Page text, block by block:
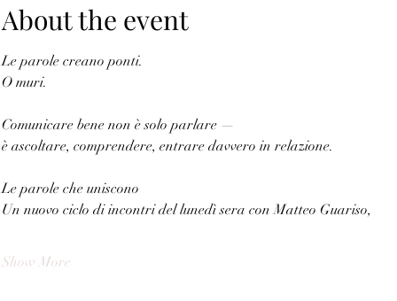
About the event
Le parole creano ponti.
O muri.
Comunicare bene non è solo parlare —
è ascoltare, comprendere, entrare davvero in relazione.
Le parole che uniscono
Un nuovo ciclo di incontri del lunedì sera con Matteo Guariso,
Show More